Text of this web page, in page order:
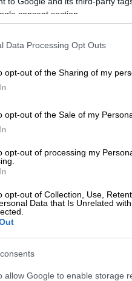
consent section.
Data Processing Opt Outs
opt-out of the Sharing of my
opt-out of the Sale of my
opt-out of processing my
opt-out of Collection, Use,
Data that Is Unrelated
allow Google to enable storage
ισχυρούς σεισμούς
10 δευτερόλεπτα πριν
ακόμη και μια
ο σεισμός μπορεί
σώματος
περίπου 5.000
σύμφωνα με το Νέα
στο επίκεντρο
Ρήγματα